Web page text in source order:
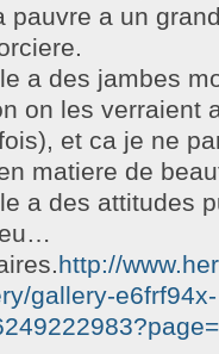
pauvre a un
a des jambes
on les verraient
et ca je ne
matiere de
a des attitudes
http://
gallery-e6frf94x-